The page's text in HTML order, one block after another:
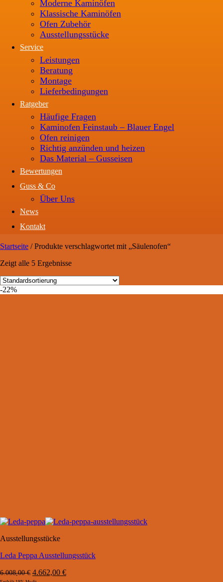
Moderne Kaminöfen
Klassische Kaminöfen
Ofen Zubehör
Ausstellungsstücke
Service
Leistungen
Beratung
Montage
Lieferbedingungen
Ratgeber
Häufige Fragen
Kaminofen Feinstaub – Blauer Engel
Ofen reinigen
Richtig anzünden und heizen
Das Material – Gusseisen
Bewertungen
Guss & Co
Über Uns
News
Kontakt
Startseite /Produkte verschlagwortet mit „Säulenofen“
Zeigt alle 5 Ergebnisse
-22%
Ausstellungsstücke
Leda Peppa Ausstellungsstück
6.008,00€ Ursprünglicher
4.662,00 €Aktueller